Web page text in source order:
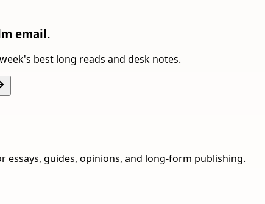
email.
best long reads and desk notes.
guides, opinions, and long-form publishing.